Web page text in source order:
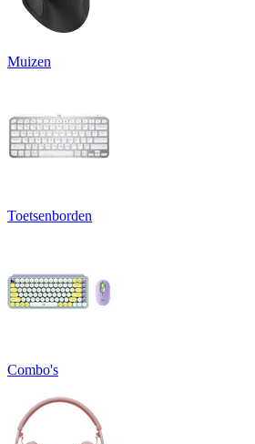
Muizen
Toetsenborden
Combo's